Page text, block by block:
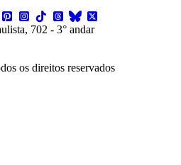
702 - 3° andar
os direitos reservados